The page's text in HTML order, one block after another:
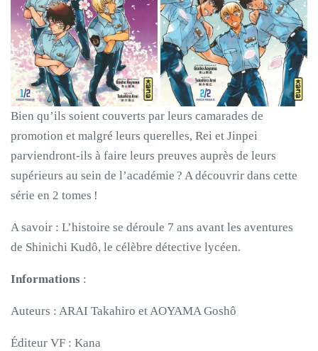
Bien qu’ils soient couverts par leurs camarades de
promotion et malgré leurs querelles, Rei et Jinpei
parviendront-ils à faire leurs preuves auprès de leurs
supérieurs au sein de l’académie ? A découvrir dans cette
série en 2 tomes !
A savoir : L’histoire se déroule 7 ans avant les aventures
de Shinichi Kudô, le célèbre détective lycéen.
Informations :
Auteurs : ARAI Takahiro et AOYAMA Goshô
Éditeur VF : Kana